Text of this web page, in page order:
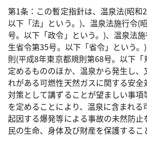
第1条：この暫定指針は、温泉法(昭和
以下「法」という。)、温泉法施行令(
号。以下「政令」という。)、温泉法
生省令第35号。以下「省令」という
則(平成8年東京都規則第68号。以下「
定めるもののほか、温泉から発生し、
れがある可燃性天然ガスに関する安全
対策として講ずることが望ましい事項
を定めることにより、温泉に含まれる
起因する爆発等による事故の未然防止
民の生命、身体及び財産を保護するこ